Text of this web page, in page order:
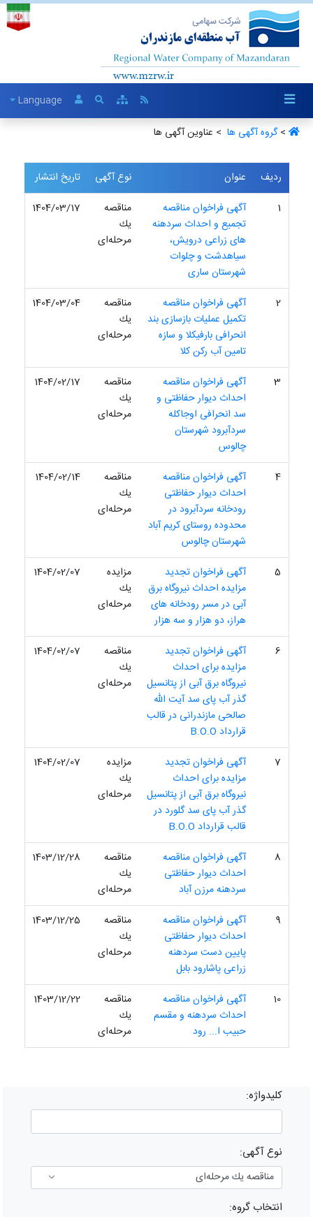
Language
>گروه آگهی ها ‏ > عناوین آگهی ها
ردیف عنوان نوع آگهی
تاریخ انتشار
1
آگهی فراخوان مناقصه
تجمیع و احداث سردهنه
های زراعی درویش،
سیاهدشت و چلوات
شهرستان ساری
مناقصه
یك
مرحله‌ای
1404/03/17
2
آگهی فراخوان مناقصه
تکمیل عملیات بازسازی بند
انحرافی بارفیکلا و سازه
تامین آب رکن کلا
مناقصه
یك
مرحله‌ای
1404/03/04
3
آگهی فراخوان مناقصه
احداث دیوار حفاظتی و
سد انحرافی اوجاکله
سردآبرود شهرستان
چالوس
مناقصه
یك
مرحله‌ای
1404/02/17
4
آگهی فراخوان مناقصه
احداث دیوار حفاظتی
رودخانه سردآبرود در
محدوده روستای کریم آباد
شهرستان چالوس
مناقصه
یك
مرحله‌ای
1404/02/14
5
آگهی فراخوان تجدید
مزایده احداث نیروگاه برق
آبی در مسر رودخانه های
هراز، دو هزار و سه هزار
مزایده
یك
مرحله‌ای
1404/02/07
6
آگهی فراخوان تجدید
مزایده برای احداث
نیروگاه برق آبی از پتانسیل
گذر آب پای سد آیت الله
صالحی مازندرانی در قالب
قرارداد B.O.O
مناقصه
یك
مرحله‌ای
1404/02/07
7
آگهی فراخوان تجدید
مزایده برای احداث
نیروگاه برق آبی از پتانسیل
گذر آب پای سد گلورد در
قالب قرارداد B.O.O
مزایده
یك
مرحله‌ای
1404/02/07
8
آگهی فراخوان مناقصه
احداث دیوار حفاظتی
سردهنه مرزن آباد
مناقصه
یك
مرحله‌ای
1403/12/28
9
آگهی فراخوان مناقصه
احداث دیوار حفاظتی
پایین دست سردهنه
زراعی پاشارود بابل
مناقصه
یك
مرحله‌ای
1403/12/25
10
آگهی فراخوان مناقصه
احداث سردهنه و مقسم
حبیب ا... رود
مناقصه
یك
مرحله‌ای
1403/12/22
کلیدواژه:
نوع آگهی:
انتخاب گروه: